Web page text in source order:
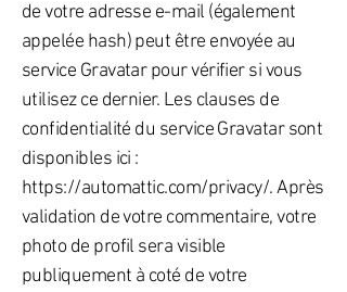
de votre adresse e-mail (également
appelée hash) peut être envoyée au
service Gravatar pour vérifier si vous
utilisez ce dernier. Les clauses de
confidentialité du service Gravatar sont
disponibles ici :
https://automattic.com/privacy/.Après
validation de votre commentaire, votre
photo de profil sera visible
publiquement à coté de votre